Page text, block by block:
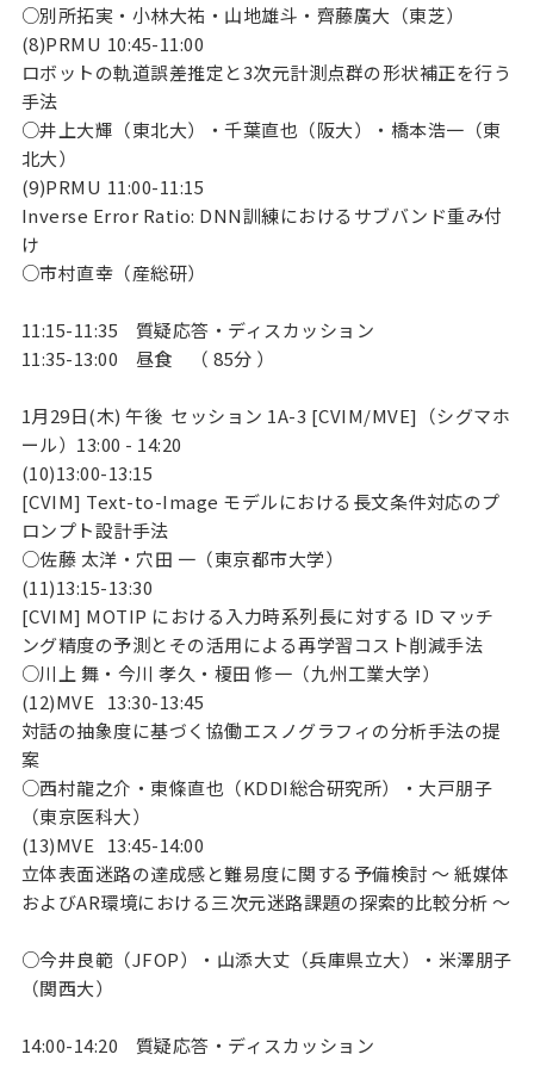
○別所拓実・小林大祐・山地雄斗・齊藤廣大（東芝）
(8)PRMU 10:45-11:00
ロボットの軌道誤差推定と3次元計測点群の形状補正を行う
手法
○井上大輝（東北大）・千葉直也（阪大）・橋本浩一（東
北大）
(9)PRMU 11:00-11:15
Inverse Error Ratio: DNN訓練におけるサブバンド重み付
け
○市村直幸（産総研）
11:15-11:35
質疑応答・ディスカッション
11:35-13:00
昼食 （ 85分 ）
1月29日(木) 午後 セッション 1A-3 [CVIM/MVE]（シグマホ
ール）13:00 - 14:20
(10)13:00-13:15
[CVIM] Text-to-Image モデルにおける長文条件対応のプ
ロンプト設計手法
○佐藤 太洋・穴田 一（東京都市大学）
(11)13:15-13:30
[CVIM] MOTIP における入力時系列長に対する ID マッチ
ング精度の予測とその活用による再学習コスト削減手法
○川上 舞・今川 孝久・榎田 修一（九州工業大学）
(12)MVE
13:30-13:45
対話の抽象度に基づく協働エスノグラフィの分析手法の提
案
○西村龍之介・東條直也（KDDI総合研究所）・大戸朋子
（東京医科大）
(13)MVE
13:45-14:00
立体表面迷路の達成感と難易度に関する予備検討 ～ 紙媒体
およびAR環境における三次元迷路課題の探索的比較分析 ～
○今井良範（JFOP）・山添大丈（兵庫県立大）・米澤朋子
（関西大）
14:00-14:20 質疑応答・ディスカッション